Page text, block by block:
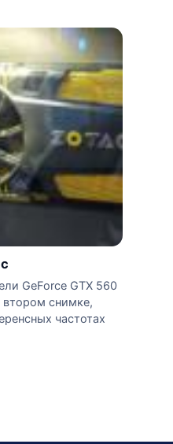
GeForce GTX 560
втором снимке,
частотах